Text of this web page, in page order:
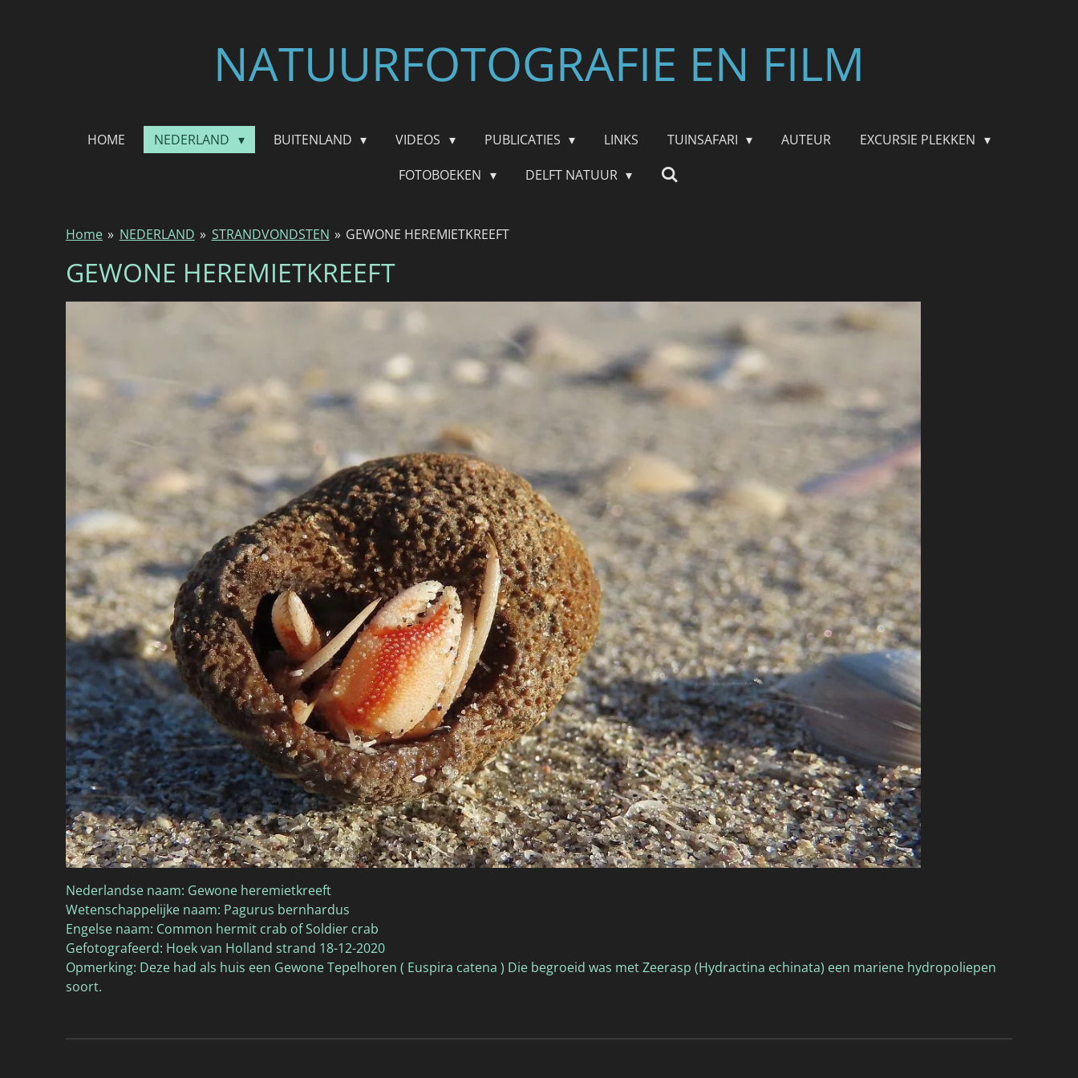
NATUURFOTOGRAFIE EN FILM
HOME NEDERLAND BUITENLAND VIDEOS PUBLICATIES LINKS TUINSAFARI AUTEUR
EXCURSIE PLEKKEN
FOTOBOEKEN
DELFT NATUUR
Home » NEDERLAND » STRANDVONDSTEN » GEWONE HEREMIETKREEFT
GEWONE HEREMIETKREEFT
Nederlandse naam: Gewone heremietkreeft
Wetenschappelijke naam: Pagurus bernhardus
Engelse naam: Common hermit crab of Soldier crab
Gefotografeerd: Hoek van Holland strand 18-12-2020
Opmerking: Deze had als huis een Gewone Tepelhoren ( Euspira catena ) Die begroeid was met Zeerasp (Hydractina echinata) een mariene hydropoliepen
soort.